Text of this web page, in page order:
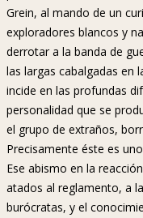
Grein, al mando de un
exploradores blancos y
derrotar a la banda de
las largas cabalgadas en
incide en las profundas
personalidad que se
el grupo de extraños,
Precisamente éste es
Ese abismo en la
atados al reglamento, a
burócratas, y el